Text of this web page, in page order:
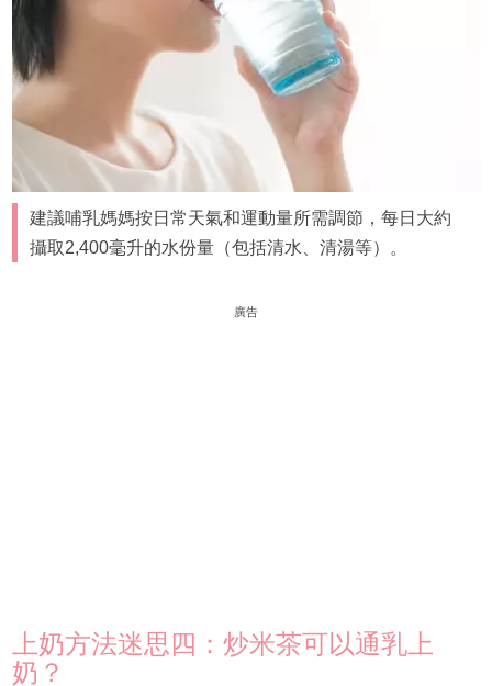
建議哺乳媽媽按日常天氣和運動量所需調節，每日大約
攝取2,400毫升的水份量（包括清水、清湯等）。
廣告
上奶方法迷思四：炒米茶可以通乳上
奶？